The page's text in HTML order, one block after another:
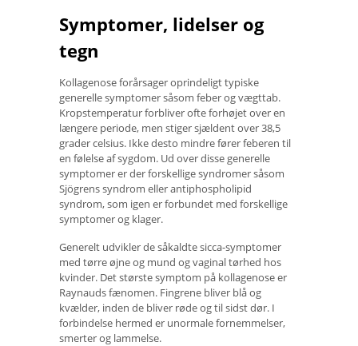
Symptomer, lidelser og
tegn
Kollagenose forårsager oprindeligt typiske
generelle symptomer såsom feber og vægttab.
Kropstemperatur forbliver ofte forhøjet over en
længere periode, men stiger sjældent over 38,5
grader celsius. Ikke desto mindre fører feberen til
en følelse af sygdom. Ud over disse generelle
symptomer er der forskellige syndromer såsom
Sjögrens syndrom eller antiphospholipid
syndrom, som igen er forbundet med forskellige
symptomer og klager.
Generelt udvikler de såkaldte sicca-symptomer
med tørre øjne og mund og vaginal tørhed hos
kvinder. Det største symptom på kollagenose er
Raynauds fænomen. Fingrene bliver blå og
kvælder, inden de bliver røde og til sidst dør. I
forbindelse hermed er unormale fornemmelser,
smerter og lammelse.